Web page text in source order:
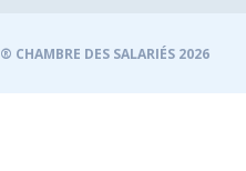
® CHAMBRE DES SALARIÉS 2026